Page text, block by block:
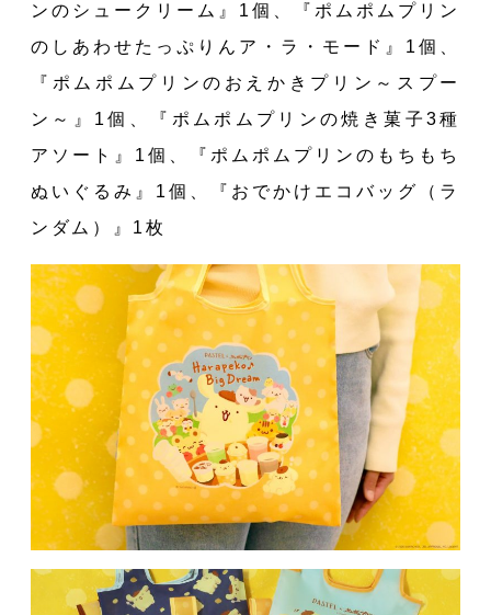
ンのシュークリーム』1個、『ポムポムプリン
のしあわせたっぷりんア・ラ・モード』1個、
『ポムポムプリンのおえかきプリン～スプー
ン～』1個、『ポムポムプリンの焼き菓子3種
アソート』1個、『ポムポムプリンのもちもち
ぬいぐるみ』1個、『おでかけエコバッグ（ラ
ンダム）』1枚